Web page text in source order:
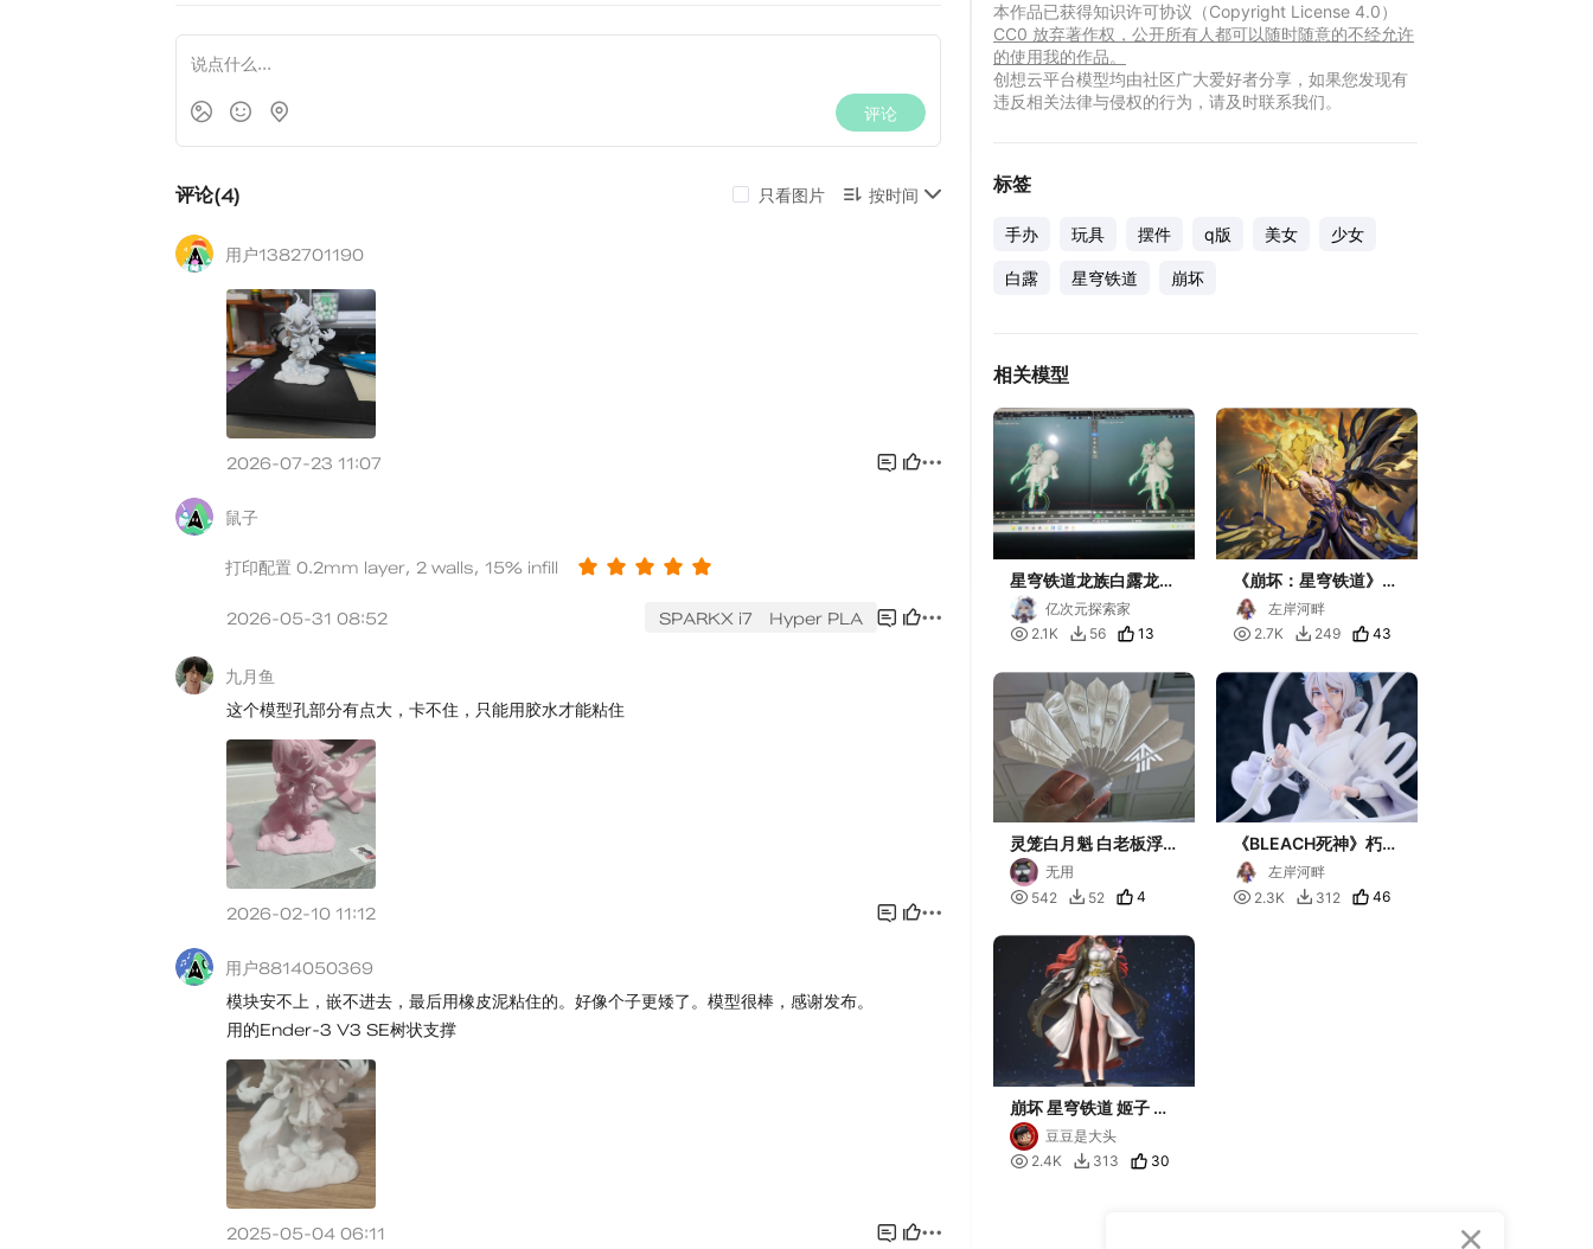
本作品已获得知识许可协议（Copyright License 4.0）
CC0 放弃著作权，公开所有人都可以随时随意的不经允许
的使用我的作品。
创想云平台模型均由社区广大爱好者分享，如果您发现有
违反相关法律与侵权的行为，请及时联系我们。
标签
手办 玩具 摆件 q版 美女 少女
白露 星穹铁道 崩坏
相关模型
星穹铁道龙族白露龙送
福禄 亿次元探索家
 2.1K  56 13
《崩坏：星穹铁道》白
厄
左岸河畔
 2.7K  249 43
灵笼白月魁 白老板浮
雕扇 无用
 542  52 4
《BLEACH死神》朽木
露琪亚左岸河畔
 2.3K  312 46
崩坏 星穹铁道 姬子 一
体打印豆豆是大头
 2.4K  313 30
